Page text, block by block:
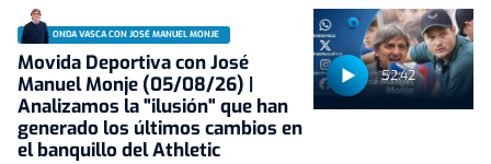
52:42
ONDA VASCA CON JOSÉ MANUEL MONJE
Movida Deportiva con José
Manuel Monje (05/08/26) |
Analizamos la "ilusión" que han
generado los últimos cambios en
el banquillo del Athletic